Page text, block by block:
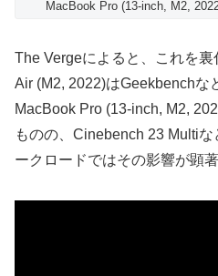
MacBook Pro (13-inch, M2,
The Vergeによると、これを
Air (M2, 2022)はGeekbenchな
MacBook Pro (13-inch, M2,
ものの、Cinebench 23 Multi
ークロードではその影響が顕著